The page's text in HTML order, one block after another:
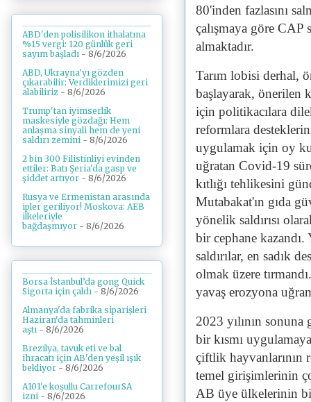
80'inden fazlasını
çalışmaya göre CAP
almaktadır.
Tarım lobisi derhal,
başlayarak, önerilen
için politikacılara
reformlara
uygulamak için oy
uğratan Covid-19
kıtlığı tehlikesini
Mutabakat'ın gıda
yönelik saldırısı
bir cephane
saldırılar, en sadık
olmak üzere
yavaş erozyona
2023 yılının
bir kısmı
çiftlik hayvanlarının
temel girişimlerinin
AB üye ülkelerinin
ABD'den polisilikon ithalatına
%15 vergi: 120 günlük geri
sayım başladı - 8/6/2026
ABD, Ukrayna'yı gözden
çıkarabilir: Verdiklerimizi geri
alabiliriz - 8/6/2026
Trump'tan iyimserlik
maskesiyle gözdağı: Hem
anlaşma sinyali hem de yeni
saldırı zemini - 8/6/2026
2 bin 300 Filistinliyi evinden
ettiler: Batı Şeria'da gasp ve
şiddet artıyor - 8/6/2026
Rusya ve Ermenistan arasında
ipler geriliyor! Moskova: AEB
ilkeleriyle
bağdaşmıyor - 8/6/2026
Borsa İstanbul’da gong Quick
Sigorta için çaldı - 8/6/2026
Almanya'da fabrika siparişleri
Haziran'da tahminleri
aştı - 8/6/2026
Brezilya, tavuk eti ve bal
ihracatı için AB'den yeşil ışık
bekliyor - 8/6/2026
A101'e koşullu CarrefourSA
izni - 8/6/2026